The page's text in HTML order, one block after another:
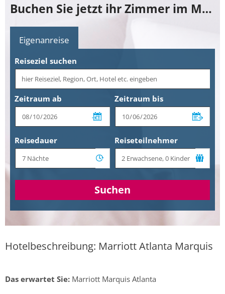
Buchen Sie jetzt ihr Zimmer im Marriott Atlanta Marquis
Eigenanreise
Reiseziel suchen
Zeitraum ab Zeitraum bis
Reisedauer Reiseteilnehmer
Suchen
Hotelbeschreibung: Marriott Atlanta Marquis
Das erwartet Sie: Marriott Marquis Atlanta